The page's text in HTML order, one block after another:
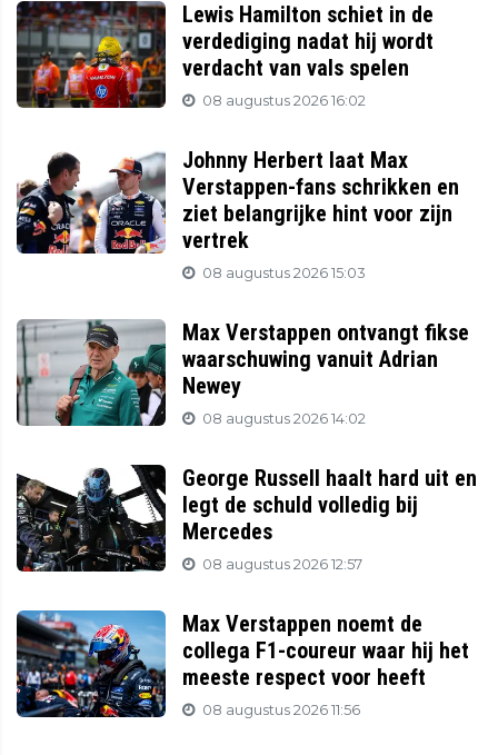
Lewis Hamilton schiet in de
verdediging nadat hij wordt
verdacht van vals spelen
08 augustus 2026 16:02
Johnny Herbert laat Max
Verstappen-fans schrikken en
ziet belangrijke hint voor zijn
vertrek
08 augustus 2026 15:03
Max Verstappen ontvangt fikse
waarschuwing vanuit Adrian
Newey
08 augustus 2026 14:02
George Russell haalt hard uit en
legt de schuld volledig bij
Mercedes
08 augustus 2026 12:57
Max Verstappen noemt de
collega F1-coureur waar hij het
meeste respect voor heeft
08 augustus 2026 11:56